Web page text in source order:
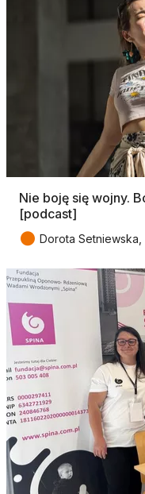
Nie boję się wojny.
[podcast]
● Dorota Setniewska,